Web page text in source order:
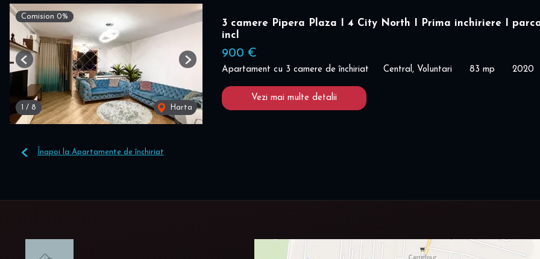
Comision 0%
1 / 8 Harta
Previous Next
3 camere Pipera Plaza I 4 City North I Prima inchiriere I
incl
900 €
Apartament cu 3 camere de închiriat Central, Voluntari 83 mp 2020
Vezi mai multe detalii
Înapoi la Apartamente de închiriat